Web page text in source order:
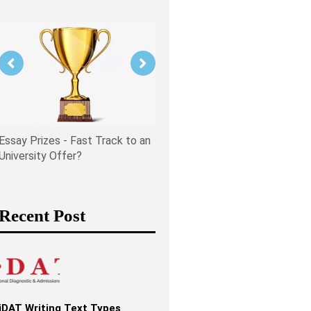
Essay Prizes - Fast Track to an
Offer?
Post
iDAT Writing Text Types